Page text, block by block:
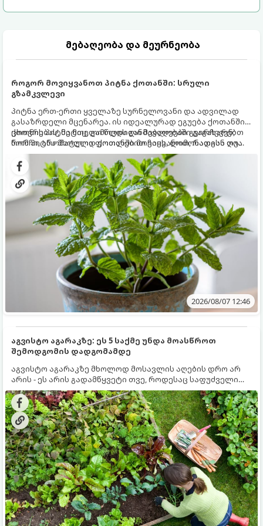
მებაღეობა და მეურნეობა
როგორ მოვიყვანოთ პიტნა ქოთანში: სრული
გზამკვლევი
პიტნა ერთ-ერთი ყველაზე სურნელოვანი და ადვილად
გასაზრდელი მცენარეა. ის იდეალურად ეგუება ქოთანში
ცხოვრებას, მეტიც, გამოცდილი მებაღეები გვირჩევენ,
რომ პიტნა მხოლოდ ქოთანში მოვიყვანოთ, რადგან ღია
გრუნტში (ბაღში) დარგვისას ის ფესვებით ძალიან
სწრაფად ვრცელდება და სხვა მცენარეებს ავიწროებს.
ქოთნის პიტნა მთელი წლის განმავლობაში გაგახარებთ
ნორჩი, არომატული ფოთლებით ჩაის, ლიმონათისა თუ
კერძებისთვის.
2026/08/07 12:46
აგვისტო აგარაკზე: ეს 5 საქმე უნდა მოასწროთ
შემოდგომის დადგომამდე
აგვისტო აგარაკზე მხოლოდ მოსავლის აღების დრო არ
არის - ეს არის გადამწყვეტი თვე, როდესაც საფუძველი
ეყრება მომავალი წლის მოსავალს და ბაღი მზადდება
შემოდგომა-ზამთრის სეზონისთვის. იმისათვის, რომ
ნიადაგმა ენერგია აღიდგინოს, ხოლო მცენარეებმა
ზამთარს გაუძლონ, აგვისტოს ბოლომდე 5
მნიშვნელოვანი საქმის გაკეთება უნდა მოასწროთ: